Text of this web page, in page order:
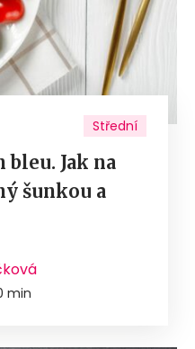
Střední
bleu. Jak na
šunkou a
min